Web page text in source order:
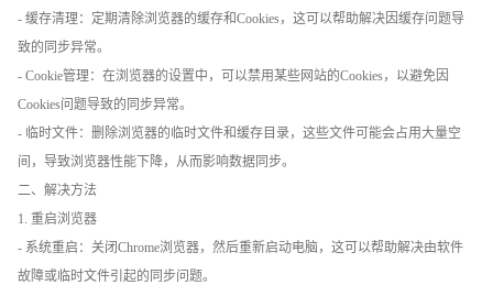
- 缓存清理：定期清除浏览器的缓存和Cookies，这可以帮助解决因缓存问题导
致的同步异常。
- Cookie管理：在浏览器的设置中，可以禁用某些网站的Cookies，以避免因
Cookies问题导致的同步异常。
- 临时文件：删除浏览器的临时文件和缓存目录，这些文件可能会占用大量空
间，导致浏览器性能下降，从而影响数据同步。
二、解决方法
1. 重启浏览器
- 系统重启：关闭Chrome浏览器，然后重新启动电脑，这可以帮助解决由软件
故障或临时文件引起的同步问题。